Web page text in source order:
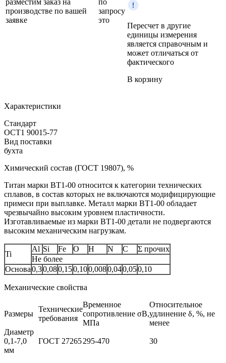
производстве по вашей
заявке
запросу
это
Пересчет в другие
единицы измерения
является справочным и
может отличаться от
фактического
В корзину
Характеристики
Стандарт
ОСТ1 90015-77
Вид поставки
бухта
Химический состав (ГОСТ 19807), %
Титан марки BT1‑00 относится к категории технических
сплавов, в состав которых не включаются модифицирующие
примеси при выплавке. Металл марки BT1‑00 обладает
чрезвычайно высоким уровнем пластичности.
Изготавливаемые из марки BT1‑00 детали не подвергаются
высоким механическим нагрузкам.
Ti
Al Si Fe O H N C
Σ прочих
Не более
Основа0,30,080,150,100,0080,040,050,10
Механические свойства
Размеры
Технические
требования
Временное
сопротивление σB,
МПа
Относительное
удлинение δ, %, не
менее
Диаметр
0,1-7,0
мм
ГОСТ 27265295-470 30